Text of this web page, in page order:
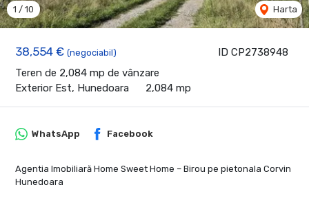
ID CP2738948
38,554 € (negociabil)
Teren de 2,084 mp de vânzare
Exterior Est, Hunedoara
2,084 mp
1 / 10 Harta
WhatsApp Facebook
Agentia Imobiliară Home Sweet Home – Birou pe pietonala Corvin
Hunedoara